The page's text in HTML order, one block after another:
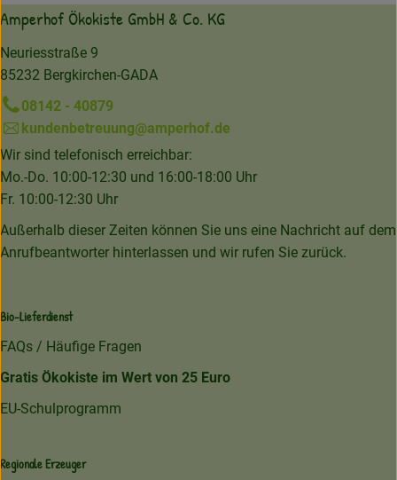
Amperhof Ökokiste GmbH & Co. KG
Neuriesstraße 9
85232 Bergkirchen-GADA
08142 - 40879
kundenbetreuung@amperhof.de
Wir sind telefonisch erreichbar:
Mo.-Do. 10:00-12:30 und 16:00-18:00 Uhr
Fr. 10:00-12:30 Uhr
Außerhalb dieser Zeiten können Sie uns eine Nachricht auf dem
Anrufbeantworter hinterlassen und wir rufen Sie zurück.
Bio-Lieferdienst
FAQs / Häufige Fragen
Gratis Ökokiste im Wert von 25 Euro
EU-Schulprogramm
Regionale Erzeuger